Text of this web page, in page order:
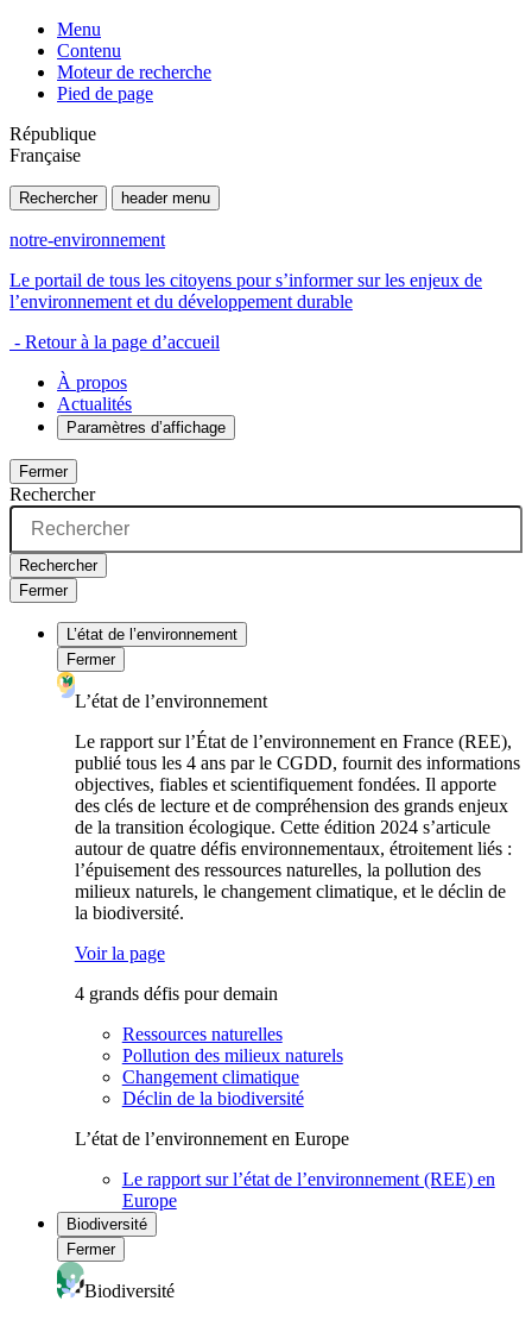
Menu
Contenu
Moteur de recherche
Pied de page
République
Française
Rechercher header menu
notre-environnement
Le portail de tous les citoyens pour s’informer sur les enjeux de
l’environnement et du développement durable
- Retour à la page d’accueil
À propos
Actualités
Paramètres d’affichage
Fermer
Rechercher
Rechercher
Fermer
L’état de l’environnement
Fermer
L’état de l’environnement
Le rapport sur l’État de l’environnement en France (REE),
publié tous les 4 ans par le CGDD, fournit des informations
objectives, fiables et scientifiquement fondées. Il apporte
des clés de lecture et de compréhension des grands enjeux
de la transition écologique. Cette édition 2024 s’articule
autour de quatre défis environnementaux, étroitement liés :
l’épuisement des ressources naturelles, la pollution des
milieux naturels, le changement climatique, et le déclin de
la biodiversité.
Voir la page
4 grands défis pour demain
Ressources naturelles
Pollution des milieux naturels
Changement climatique
Déclin de la biodiversité
L’état de l’environnement en Europe
Le rapport sur l’état de l’environnement (REE) en
Europe
Biodiversité
Fermer
Biodiversité